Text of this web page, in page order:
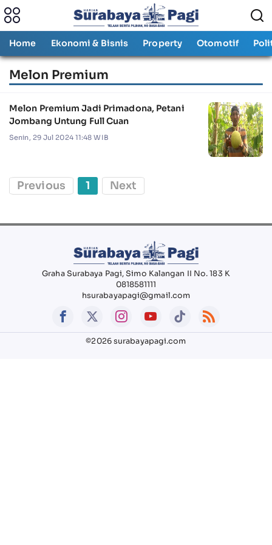
Home Ekonomi & Bisnis Property Otomotif
Melon Premium
Melon Premium Jadi Primadona, Petani
Jombang Untung Full Cuan
Senin, 29 Jul 2024 11:48 WIB
Previous 1 Next
Graha Surabaya Pagi, Simo Kalangan II No. 183 K
0818581111
hsurabayapagi@gmail.com
©2026 surabayapagi.com